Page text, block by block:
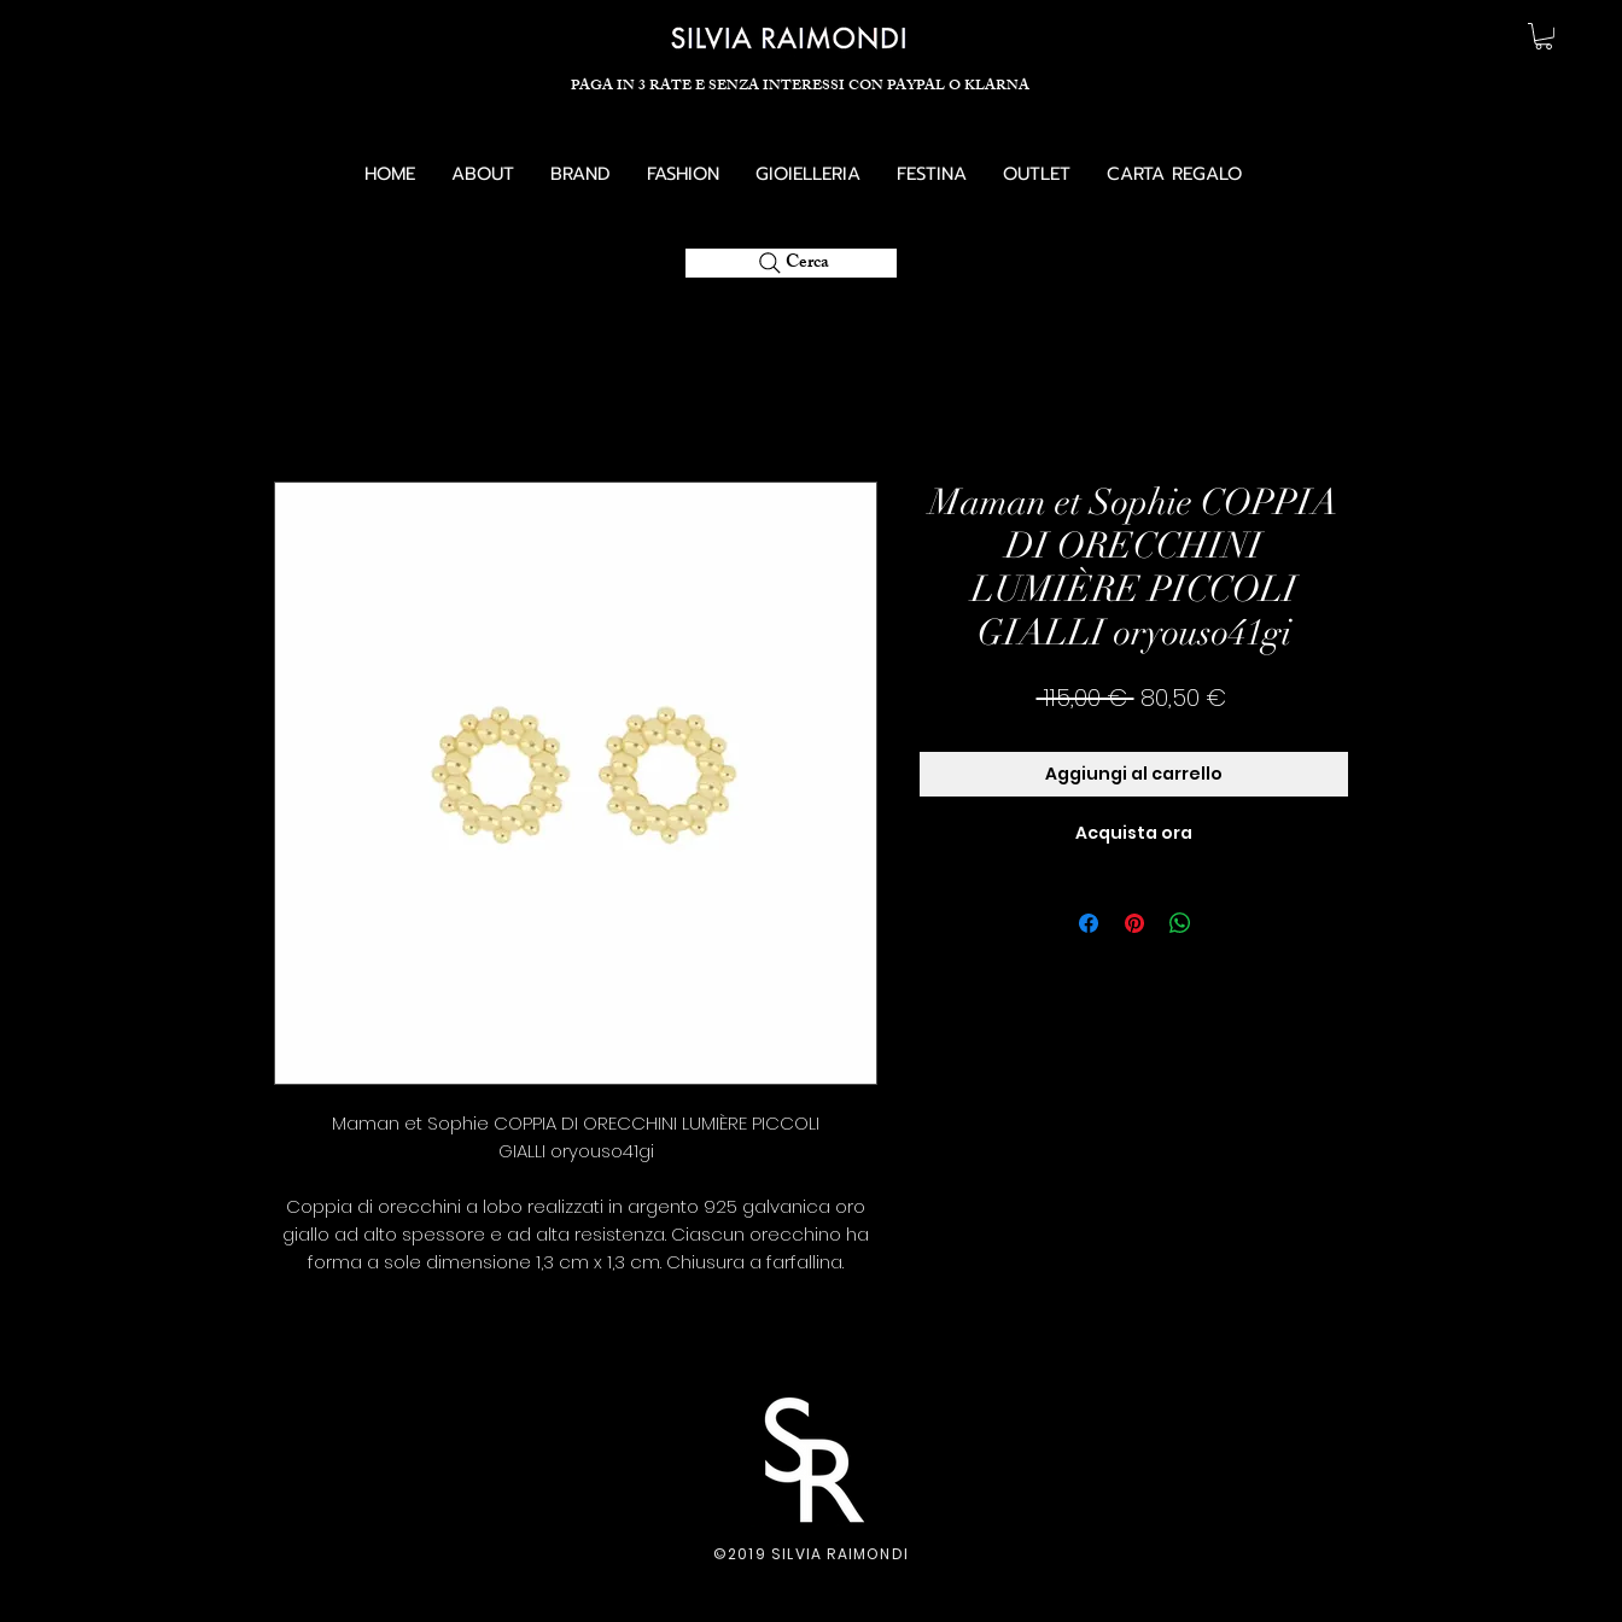
PAGA IN 3 RATE E SENZA INTERESSI CON PAYPAL O KLARNA
HOME ABOUT BRAND FASHION GIOIELLERIA FESTINA OUTLET CARTA REGALO
Cerca
Maman et Sophie COPPIA DI ORECCHINI LUMIÈRE PICCOLI
GIALLI oryouso41gi
Coppia di orecchini a lobo realizzati in argento 925 galvanica oro
giallo ad alto spessore e ad alta resistenza. Ciascun orecchino ha
forma a sole dimensione 1,3 cm x 1,3 cm. Chiusura a farfallina.
Maman et Sophie COPPIA
DI ORECCHINI
LUMIÈRE PICCOLI
GIALLI oryouso41gi
115,00 € Prezzo
80,50 €Prezzo
Aggiungi al carrello
Acquista ora
©2019 SILVIA RAIMONDI